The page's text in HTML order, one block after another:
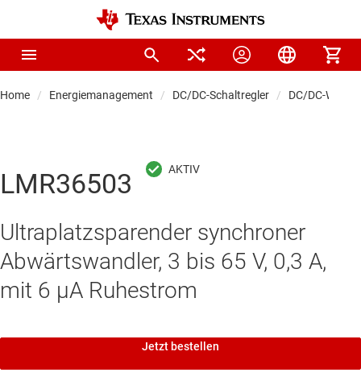
Home Energiemanagement DC/DC-Schaltregler DC/DC-
LMR36503
Ultraplatzsparender synchroner
Abwärtswandler, 3 bis 65 V, 0,3 A,
mit 6 μA Ruhestrom
Jetzt bestellen